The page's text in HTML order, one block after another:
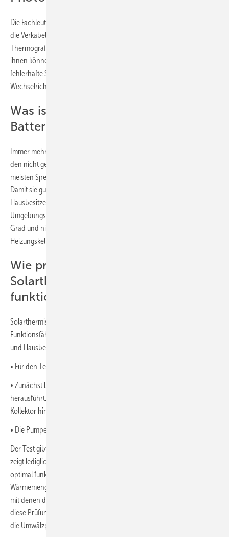
Die Fachleute prüfen die Module, alle elektrischen Anschlüsse sowie
die Verkabelungen und Verglasungen. Manche Fachleute setzen auf
Thermografieaufnahmen, die mit einer Drohne erstellt werden. Mit
ihnen können sie sogenannte Hotspots ausmachen, das sind
fehlerhafte Stellen an den Modulen. Außerdem nehmen sie den
Wechselrichter unter die Lupe.
Was ist der ideale Standort für den
Batteriespeicher?
Immer mehr Photovoltaikanlagen verfügen über Batteriespeicher, die
den nicht genutzten Solarstrom vom Dach zwischenspeichern. Die
meisten Speicher stehen geschützt vor der Witterung im Hausinneren.
Damit sie gut arbeiten und eine lange Lebenszeit erreichen, sollten
Hausbesitzerinnen und Hausbesitzer darauf achten, dass die
Umgebungstemperatur am Standort stimmt. Sie sollte nicht unter null
Grad und nicht über 20 Grad Celsius liegen. Ein warmer
Heizungskeller oder eine kalte Garage eignen sich daher eher nicht.
Wie prüft man, ob die
Solarthermieanlage richtig
funktioniert?
Solarthermische Anlagen sollten im Frühling ebenfalls auf ihre
Funktionsfähigkeit hin geprüft werden. Das können Hausbesitzerinnen
und Hausbesitzer mit einem einfachen Fühltest selbst übernehmen:
• Für den Test sollte ein sonniger Tag ausgewählt werden.
• Zunächst berührt man die Leitung, die aus dem Sonnenkollektor
herausführt. Sie muss sich wärmer anfühlen als die Leitung, die in den
Kollektor hineinführt.
• Die Pumpe sollte ein leises Surren erzeugen.
Der Test gibt keine Auskunft darüber, wie gut die Anlage funktioniert. Er
zeigt lediglich, dass sie in Betrieb ist. Wer wissen möchte, ob sie
optimal funktioniert, muss noch einen Blick auf den
Wärmemengenzähler werfen. Auch hier können die aktuellen Erträge
mit denen des Vorjahres verglichen werden. Alternativ wird auch für
diese Prüfung ein Experte hinzugezogen. Dieser sollte die Kollektoren,
die Umwälzpumpe sowie Regelung und Frostschutz inspizieren.